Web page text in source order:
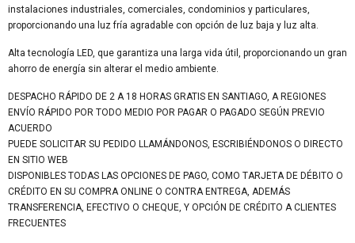
instalaciones industriales, comerciales, condominios y particulares,
proporcionando una luz fría agradable con opción de luz baja y luz alta.
Alta tecnología LED, que garantiza una larga vida útil, proporcionando un gran
ahorro de energía sin alterar el medio ambiente.
DESPACHO RÁPIDO DE 2 A 18 HORAS GRATIS EN SANTIAGO, A REGIONES
ENVÍO RÁPIDO POR TODO MEDIO POR PAGAR O PAGADO SEGÚN PREVIO
ACUERDO
PUEDE SOLICITAR SU PEDIDO LLAMÁNDONOS, ESCRIBIÉNDONOS O DIRECTO
EN SITIO WEB
DISPONIBLES TODAS LAS OPCIONES DE PAGO, COMO TARJETA DE DÉBITO O
CRÉDITO EN SU COMPRA ONLINE O CONTRA ENTREGA, ADEMÁS
TRANSFERENCIA, EFECTIVO O CHEQUE, Y OPCIÓN DE CRÉDITO A CLIENTES
FRECUENTES